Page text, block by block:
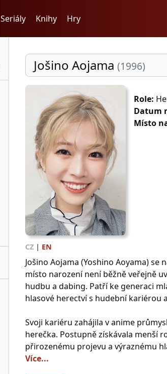
Seriály Knihy Hry
Jošino Aojama (1996)
Role:
Datum
Místo
CZ | EN
Jošino Aojama (Yoshino Aoyama) se
místo narození není běžně veřejně
hudbu a dabing. Patří ke generaci
hlasové herectví s hudební kariérou
Svoji kariéru zahájila v anime
herečka. Postupně získávala menší
přirozenému projevu a výraznému
Více...